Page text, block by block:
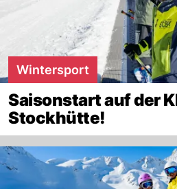
Wintersport
Saisonstart auf der
Stockhütte!